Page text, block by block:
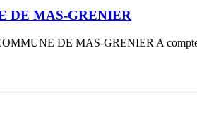
DE MAS-GRENIER
DE MAS-GRENIER A compter